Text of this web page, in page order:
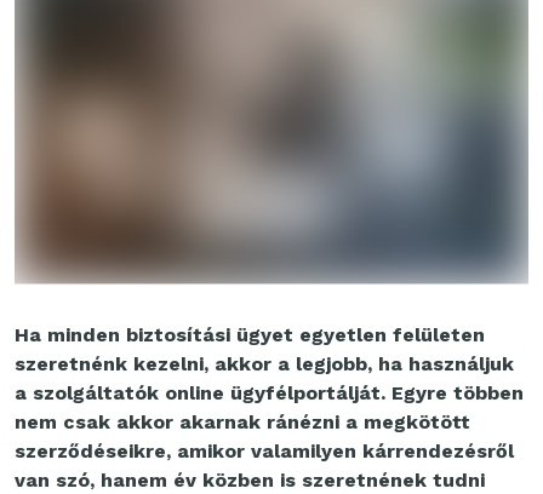
Ha minden biztosítási ügyet egyetlen felületen
szeretnénk kezelni, akkor a legjobb, ha használjuk
a szolgáltatók online ügyfélportálját. Egyre többen
nem csak akkor akarnak ránézni a megkötött
szerződéseikre, amikor valamilyen kárrendezésről
van szó, hanem év közben is szeretnének tudni